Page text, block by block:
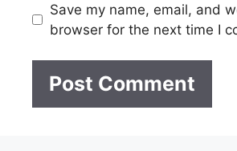
Save my name, email, and
browser for the next time I